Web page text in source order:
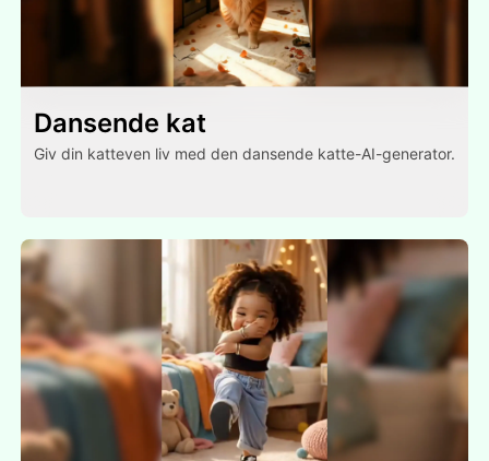
Dansende kat
Giv din katteven liv med den dansende katte-AI-generator.